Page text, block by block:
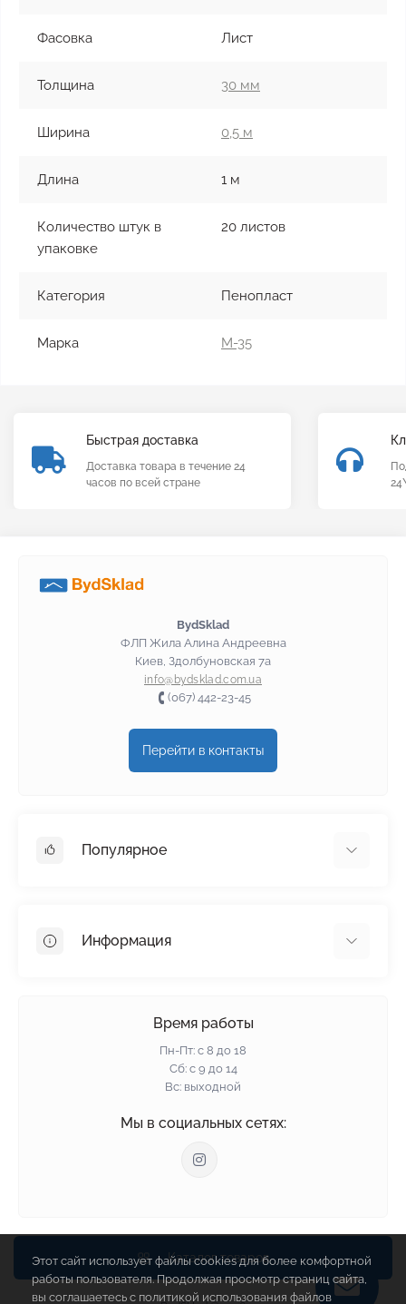
Фасовка Лист
Толщина 30 мм
Ширина 0,5 м
Длина 1 м
Количество штук в
упаковке
20 листов
Категория Пенопласт
Марка М-35
Быстрая доставка
Доставка товара в течение 24
часов по всей стране
BydSklad
ФЛП Жила Алина Андреевна
Киев, Здолбуновская 7а
info@bydsklad.com.ua
(067) 442-23-45
Перейти в контакты
Популярное
Пенопласт
Информация
Политика конфиденциальности
Время работы
Пн-Пт: с 8 до 18
Сб: с 9 до 14
Вс: выходной
Мы в социальных сетях:
Каталог товаров
Этот сайт использует файлы cookies для более комфортной
работы пользователя. Продолжая просмотр страниц сайта,
вы соглашаетесь с политикой использования файлов